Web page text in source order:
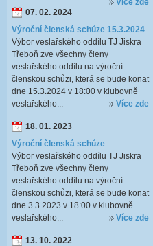
Více zde
07. 02. 2024
Výroční členská schůze 15.3.2024
Výbor veslařského oddílu TJ Jiskra
Třeboň zve všechny členy
veslařského oddílu na výroční
členskou schůzi, která se bude konat
dne 15.3.2024 v 18:00 v klubovně
veslařského...
Více zde
18. 01. 2023
Výroční členská schůze
Výbor veslařského oddílu TJ Jiskra
Třeboň zve všechny členy
veslařského oddílu na výroční
členskou schůzi, která se bude konat
dne 3.3.2023 v 18:00 v klubovně
veslařského...
Více zde
13. 10. 2022